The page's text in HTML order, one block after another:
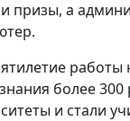
призы, а
более
и стали